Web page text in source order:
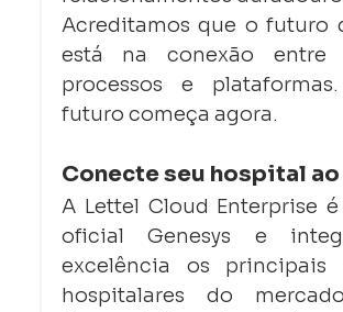
Acreditamos que o futuro
está na conexão entre
processos e
futuro começa agora.
Conecte seu hospital
A Lettel Cloud Enterprise
oficial Genesys e
excelência os principais
hospitalares do